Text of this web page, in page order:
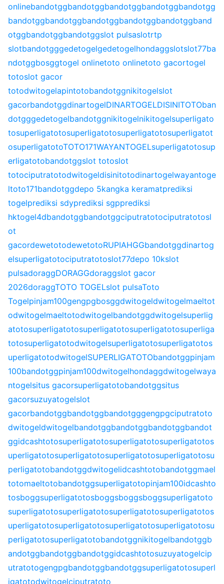
onlinebandotggbandotggbandotggbandotggbandotgg
bandotggbandotggbandotggbandotggbandotggband
otggbandotggbandotggslot pulsaslotrtp
slotbandotgggedetogelgedetogelhondaggslotslot77ba
ndotggbosggtogel onlinetoto onlinetoto gacortogel
totoslot gacor
totodwitogelapintotobandotggnikitogelslot
gacorbandotggdinartogelDINARTOGELDISINITOTOban
dotgggedetogelbandotggnikitogelnikitogelsuperligato
tosuperligatotosuperligatotosuperligatotosuperligatot
osuperligatotoTOTO171WAYANTOGELsuperligatotosup
erligatotobandotggslot totoslot
totociputratotodwitogeldisinitotodinartogelwayantoge
ltoto171bandotggdepo 5kangka keramatprediksi
togelprediksi sdyprediksi sgpprediksi
hktogel4dbandotggbandotggciputratotociputratotosl
ot
gacordewetotodewetotoRUPIAHGGbandotggdinartog
elsuperligatotociputratotoslot77depo 10kslot
pulsadoraggDORAGGdoraggslot gacor
2026doraggTOTO TOGELslot pulsaToto
Togelpinjam100gengpgbosggdwitogeldwitogelmaeltot
odwitogelmaeltotodwitogelbandotggdwitogelsuperlig
atotosuperligatotosuperligatotosuperligatotosuperliga
totosuperligatotodwitogelsuperligatotosuperligatotos
uperligatotodwitogelSUPERLIGATOTObandotggpinjam
100bandotggpinjam100dwitogelhondaggdwitogelwaya
ntogelsitus gacorsuperligatotobandotggsitus
gacorsuzuyatogelslot
gacorbandotggbandotggbandotgggengpgciputratoto
dwitogeldwitogelbandotggbandotggbandotggbandot
ggidcashtotosuperligatotosuperligatotosuperligatotos
uperligatotosuperligatotosuperligatotosuperligatotosu
perligatotobandotggdwitogelidcashtotobandotggmael
totomaeltotobandotggsuperligatotopinjam100idcashto
tosboggsuperligatotosboggsboggsboggsuperligatoto
superligatotosuperligatotosuperligatotosuperligatotos
uperligatotosuperligatotosuperligatotosuperligatotosu
perligatotosuperligatotobandotggnikitogelbandotggb
andotggbandotggbandotggidcashtotosuzuyatogelcip
utratotogengpgbandotggbandotggsuperligatotosuperl
igatotodwitogelciputratoto